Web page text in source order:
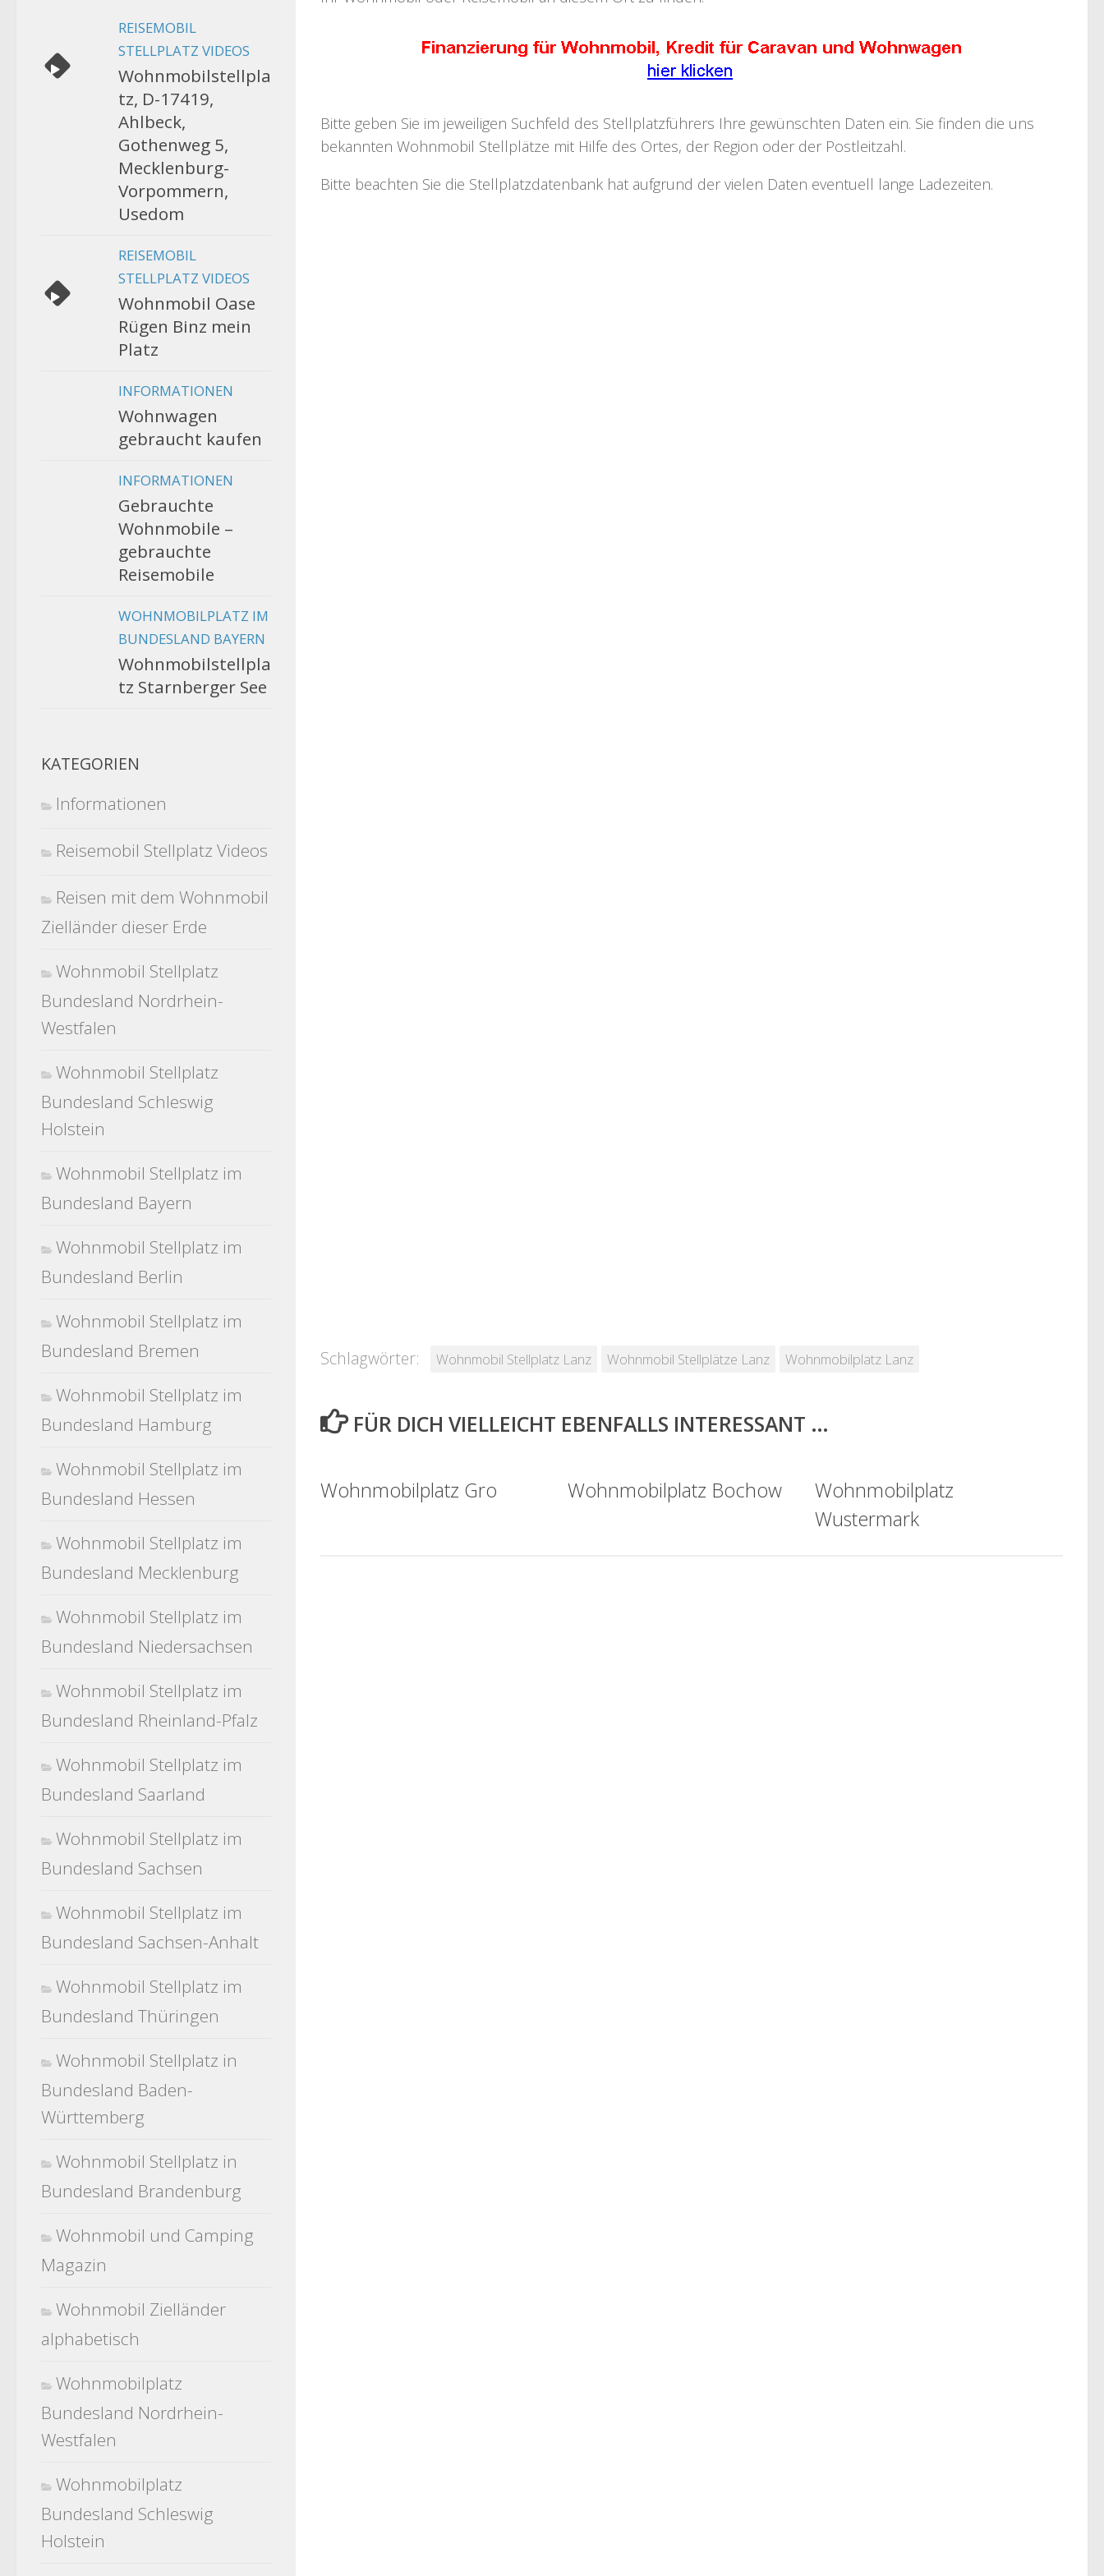
Bitte geben Sie im jeweiligen Suchfeld des Stellplatzführers Ihre gewünschten Daten ein. Sie finden die uns
bekannten Wohnmobil Stellplätze mit Hilfe des Ortes, der Region oder der Postleitzahl.
Bitte beachten Sie die Stellplatzdatenbank hat aufgrund der vielen Daten eventuell lange Ladezeiten.
Schlagwörter: Wohnmobil Stellplatz Lanz Wohnmobil Stellplätze Lanz Wohnmobilplatz Lanz
FÜR DICH VIELLEICHT EBENFALLS INTERESSANT …
Wohnmobilplatz Gro Wohnmobilplatz Bochow
Wohnmobilplatz
Wustermark
REISEMOBIL
STELLPLATZ VIDEOS
Wohnmobilstellpla
tz, D-17419,
Ahlbeck,
Gothenweg 5,
Mecklenburg-
Vorpommern,
Usedom
REISEMOBIL
STELLPLATZ VIDEOS
Wohnmobil Oase
Rügen Binz mein
Platz
INFORMATIONEN
Wohnwagen
gebraucht kaufen
INFORMATIONEN
Gebrauchte
Wohnmobile –
gebrauchte
Reisemobile
WOHNMOBILPLATZ IM
BUNDESLAND BAYERN
Wohnmobilstellpla
tz Starnberger See
KATEGORIEN
Informationen
Reisemobil Stellplatz Videos
Reisen mit dem Wohnmobil
Zielländer dieser Erde
Wohnmobil Stellplatz
Bundesland Nordrhein-
Westfalen
Wohnmobil Stellplatz
Bundesland Schleswig
Holstein
Wohnmobil Stellplatz im
Bundesland Bayern
Wohnmobil Stellplatz im
Bundesland Berlin
Wohnmobil Stellplatz im
Bundesland Bremen
Wohnmobil Stellplatz im
Bundesland Hamburg
Wohnmobil Stellplatz im
Bundesland Hessen
Wohnmobil Stellplatz im
Bundesland Mecklenburg
Wohnmobil Stellplatz im
Bundesland Niedersachsen
Wohnmobil Stellplatz im
Bundesland Rheinland-Pfalz
Wohnmobil Stellplatz im
Bundesland Saarland
Wohnmobil Stellplatz im
Bundesland Sachsen
Wohnmobil Stellplatz im
Bundesland Sachsen-Anhalt
Wohnmobil Stellplatz im
Bundesland Thüringen
Wohnmobil Stellplatz in
Bundesland Baden-
Württemberg
Wohnmobil Stellplatz in
Bundesland Brandenburg
Wohnmobil und Camping
Magazin
Wohnmobil Zielländer
alphabetisch
Wohnmobilplatz
Bundesland Nordrhein-
Westfalen
Wohnmobilplatz
Bundesland Schleswig
Holstein